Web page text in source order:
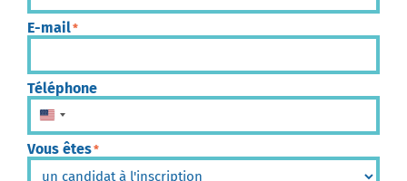
E-mail*
Téléphone
États-Unis +1
Vous êtes*